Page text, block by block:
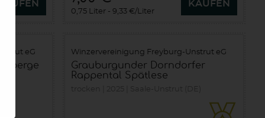
KAUFEN
0,75 Liter 9,33 €/Liter
KAUFEN
eG Winzervereinigung Freyburg-Unstrut eG
Grauburgunder Dorndorfer
Rappental Spätlese